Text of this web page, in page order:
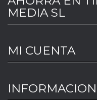
MEDIA SL
MI CUENTA
INFORMACION